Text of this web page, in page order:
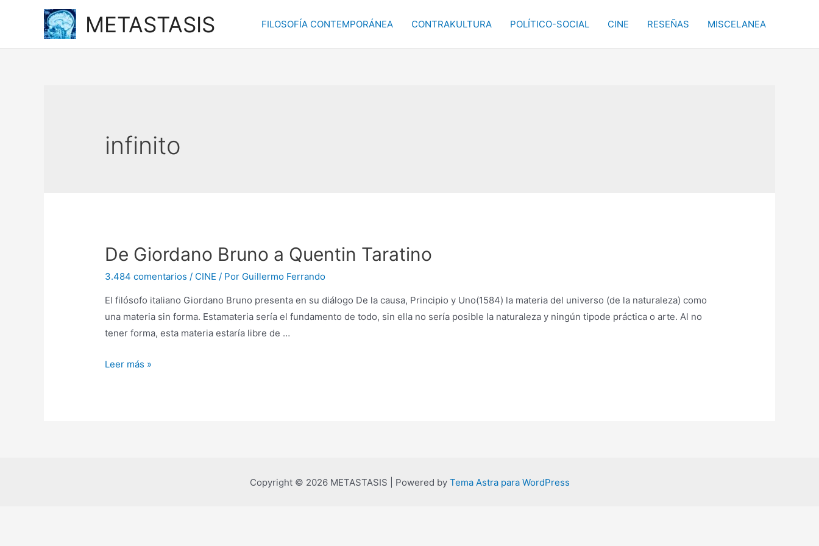
METASTASIS FILOSOFÍA CONTEMPORÁNEA CONTRAKULTURA POLÍTICO-SOCIAL CINE RESEÑAS MISCELANEA
infinito
De Giordano Bruno a Quentin Taratino
3.484 comentarios / CINE / Por Guillermo Ferrando
El filósofo italiano Giordano Bruno presenta en su diálogo De la causa, Principio y Uno(1584) la materia del universo (de la naturaleza) como
una materia sin forma. Estamateria sería el fundamento de todo, sin ella no sería posible la naturaleza y ningún tipode práctica o arte. Al no
tener forma, esta materia estaría libre de …
De
Leer más »
Copyright © 2026 METASTASIS | Powered by Tema Astra para WordPress